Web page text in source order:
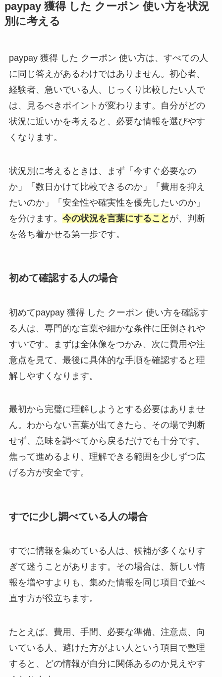
paypay 獲得 した クーポン 使い方を状況
別に考える
paypay 獲得 した クーポン 使い方は、すべての人
に同じ答えがあるわけではありません。初心者、
経験者、急いでいる人、じっくり比較したい人で
は、見るべきポイントが変わります。自分がどの
状況に近いかを考えると、必要な情報を選びやす
くなります。
状況別に考えるときは、まず「今すぐ必要なの
か」「数日かけて比較できるのか」「費用を抑え
たいのか」「安全性や確実性を優先したいのか」
を分けます。 今の状況を言葉にすること が、判断
を落ち着かせる第一歩です。
初めて確認する人の場合
初めてpaypay 獲得 した クーポン 使い方を確認す
る人は、専門的な言葉や細かな条件に圧倒されや
すいです。まずは全体像をつかみ、次に費用や注
意点を見て、最後に具体的な手順を確認すると理
解しやすくなります。
最初から完璧に理解しようとする必要はありませ
ん。わからない言葉が出てきたら、その場で判断
せず、意味を調べてから戻るだけでも十分です。
焦って進めるより、理解できる範囲を少しずつ広
げる方が安全です。
すでに少し調べている人の場合
すでに情報を集めている人は、候補が多くなりす
ぎて迷うことがあります。その場合は、新しい情
報を増やすよりも、集めた情報を同じ項目で並べ
直す方が役立ちます。
たとえば、費用、手間、必要な準備、注意点、向
いている人、避けた方がよい人という項目で整理
すると、どの情報が自分に関係あるのか見えやす